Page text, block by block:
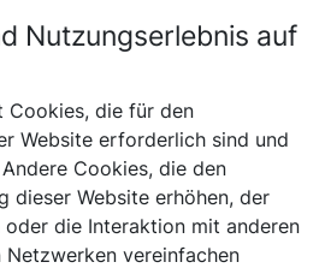
Feminisierte Samen
10 Samen
Alter
alt?
Nein Ja
Nutzungserlebnis auf
Cookies, die für den
Website erforderlich sind und
Cookies, die den
dieser Website erhöhen, der
die Interaktion mit anderen
Netzwerken vereinfachen